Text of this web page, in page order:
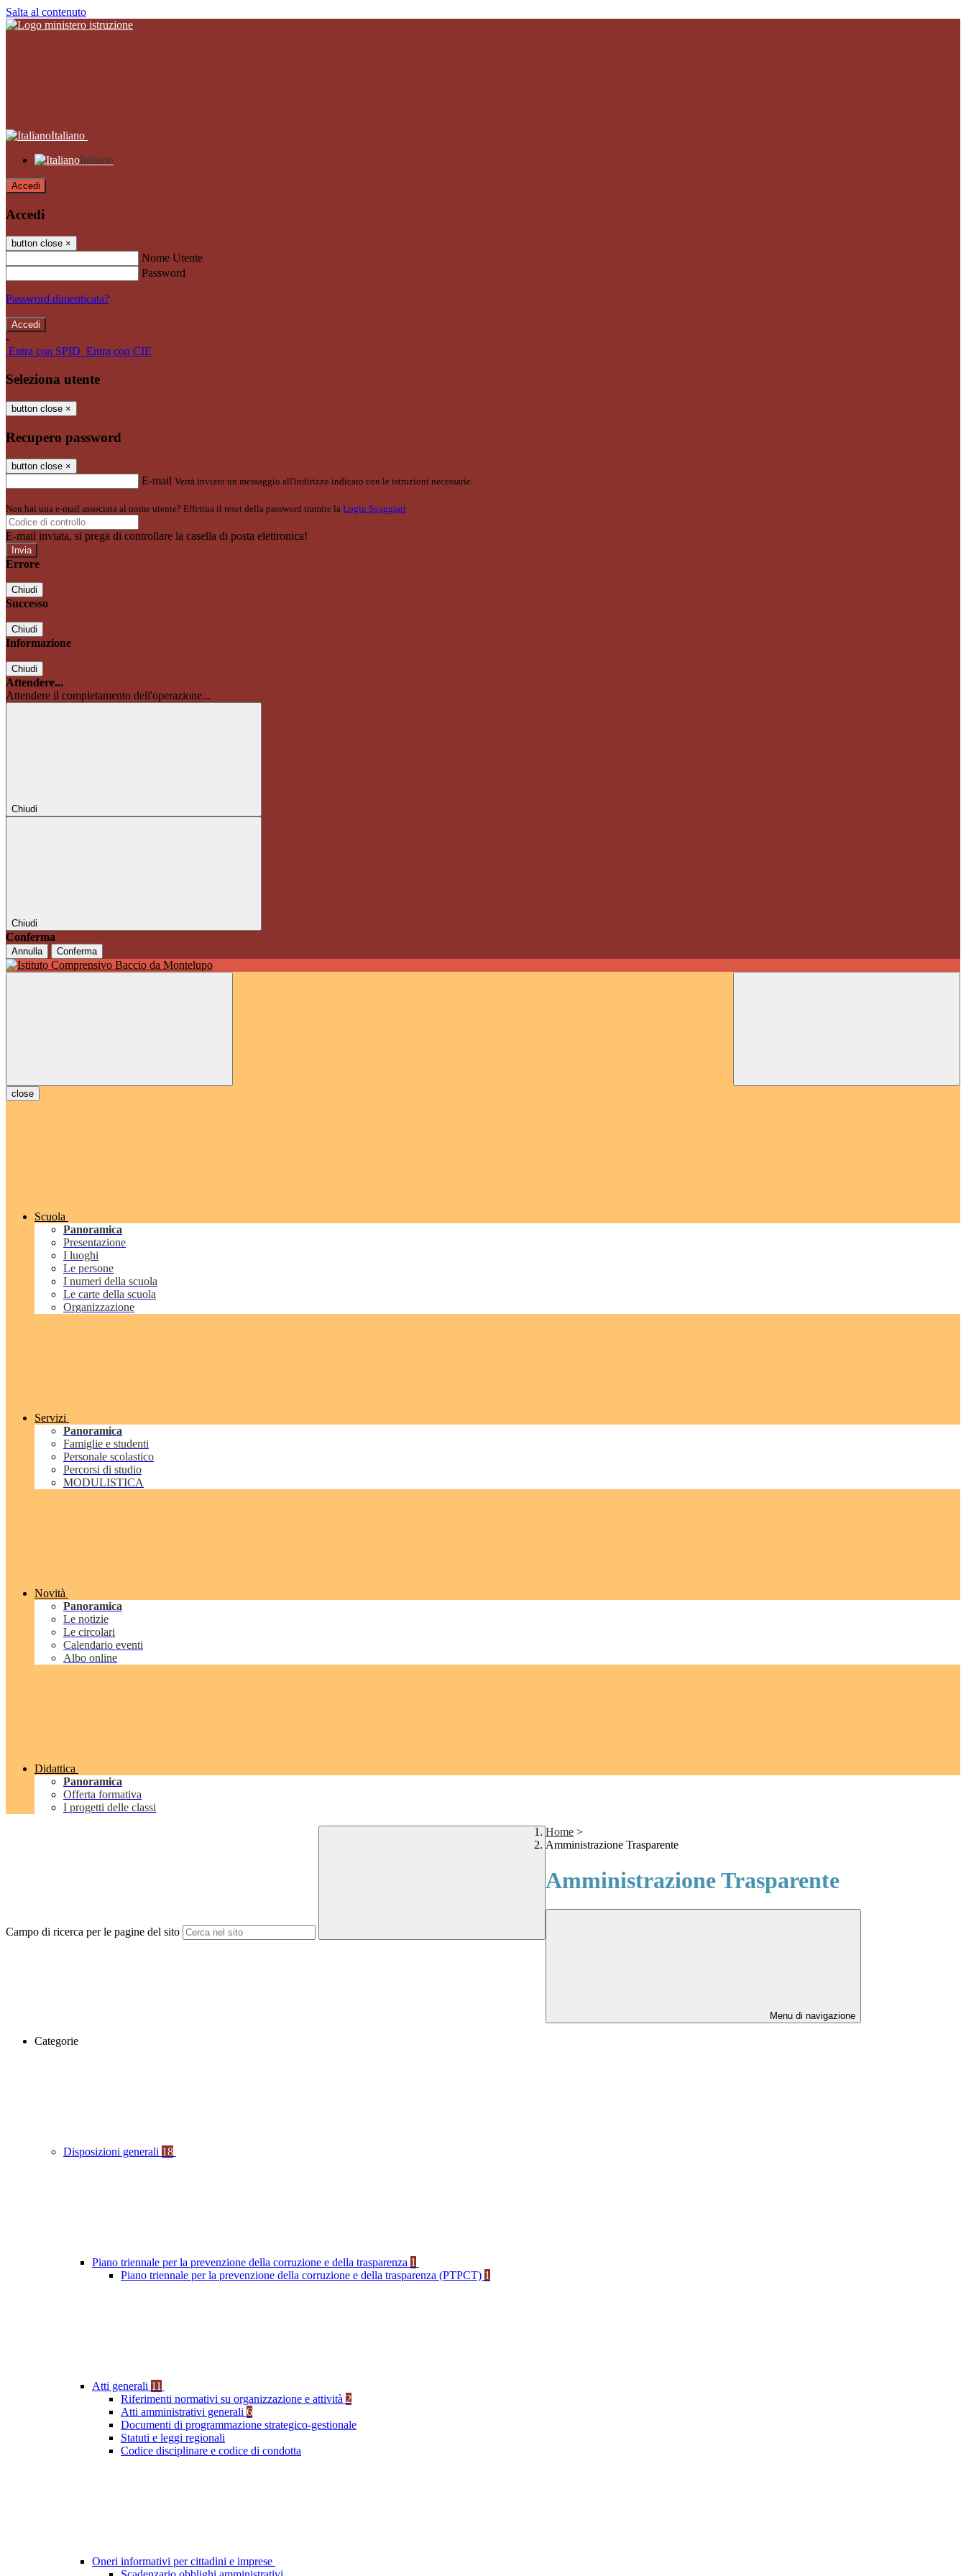
Salta al contenuto
Italiano
Italiano
Accedi
Accedi
button close ×
Nome Utente
Password
Password dimenticata?
-
Entra con SPID Entra con CIE
Seleziona utente
button close ×
Recupero password
button close ×
E-mail Verrà inviato un messaggio all'indirizzo indicato con le istruzioni necessarie.
Non hai una e-mail associata al nome utente? Effettua il reset della password tramite la Login Spaggiari
E-mail inviata, si prega di controllare la casella di posta elettronica!
Errore
Chiudi
Successo
Chiudi
Informazione
Chiudi
Attendere...
Attendere il completamento dell'operazione...
Chiudi
Chiudi
Conferma
Annulla Conferma
close
Scuola
Panoramica
Presentazione
I luoghi
Le persone
I numeri della scuola
Le carte della scuola
Organizzazione
Servizi
Panoramica
Famiglie e studenti
Personale scolastico
Percorsi di studio
MODULISTICA
Novità
Panoramica
Le notizie
Le circolari
Calendario eventi
Albo online
Didattica
Panoramica
Offerta formativa
I progetti delle classi
Campo di ricerca per le pagine del sito
Home >
Amministrazione Trasparente
Amministrazione Trasparente
Menu di navigazione
Categorie
Disposizioni generali 18
Piano triennale per la prevenzione della corruzione e della trasparenza 1
Piano triennale per la prevenzione della corruzione e della trasparenza (PTPCT) 1
Atti generali 11
Riferimenti normativi su organizzazione e attività 2
Atti amministrativi generali 6
Documenti di programmazione strategico-gestionale
Statuti e leggi regionali
Codice disciplinare e codice di condotta
Oneri informativi per cittadini e imprese